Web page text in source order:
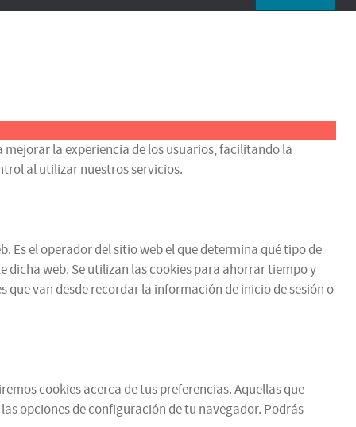
la experiencia de los usuarios, facilitando la
al utilizar nuestros servicios.
Es el operador del sitio web el que determina qué tipo de
dicha web. Se utilizan las cookies para ahorrar tiempo y
van desde recordar la información de inicio de sesión o
cookies acerca de tus preferencias. Aquellas que
opciones de configuración de tu navegador. Podrás